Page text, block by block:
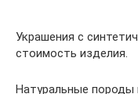
Украшения с
стоимость изделия.
Натуральные породы